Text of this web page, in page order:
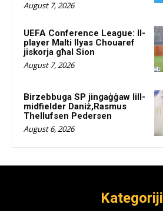
August 7, 2026
UEFA Conference League: Il-
player Malti Ilyas Chouaref
jiskorja għal Sion
August 7, 2026
Birzebbuga SP jingaġġaw lill-
midfielder Daniż,Rasmus
Thellufsen Pedersen
August 6, 2026
Kategoriji